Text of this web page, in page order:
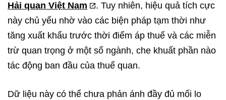
Hải quan Việt Nam
. Tuy nhiên, hiệu quả tích cực
này chủ yếu nhờ vào các biện pháp tạm thời như
tăng xuất khẩu trước thời điểm áp thuế và các miễn
trừ quan trọng ở một số ngành, che khuất phần nào
tác động ban đầu của thuế quan.
Dữ liệu này có thể chưa phản ánh đầy đủ mối lo